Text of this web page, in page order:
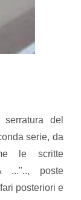
del
serie, da
le scritte
...".., poste
posteriori e